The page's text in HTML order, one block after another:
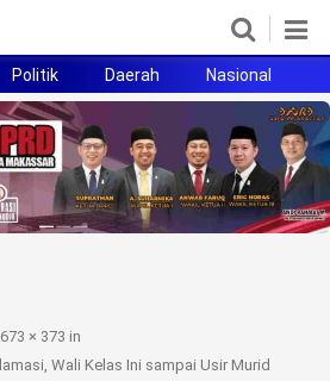
Politik Daerah Nasional
673 × 373 in
Wali Kelas Ini sampai Usir Murid